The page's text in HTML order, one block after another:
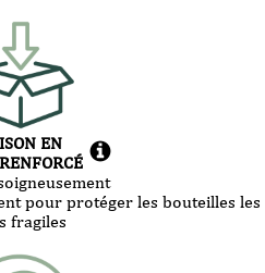
EN
pour protéger les bouteilles les
fragiles